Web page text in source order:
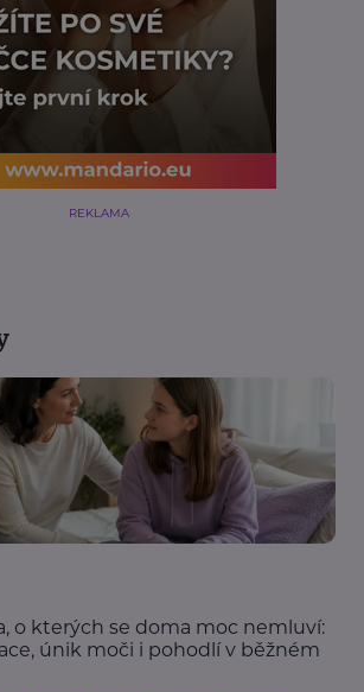
REKLAMA
o kterých se doma moc nemluví:
únik moči i pohodlí v běžném